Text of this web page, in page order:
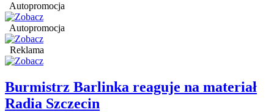
Autopromocja
Autopromocja
Reklama
Burmistrz Barlinka reaguje na materiał
Radia Szczecin